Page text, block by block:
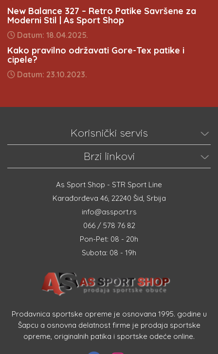
New Balance 327 – Retro Patike Savršene za
Moderni Stil | As Sport Shop
Datum: 18.04.2025.
Kako pravilno održavati Gore-Tex patike i
cipele?
Datum: 23.10.2023.
Korisnički servis
Brzi linkovi
As Sport Shop - STR Sport Line
Karađorđeva 46, 22240 Šid, Srbija
info@assport.rs
066 / 578 76 82
Pon-Pet: 08 - 20h
Subota: 08 - 19h
Prodavnica sportske opreme je osnovana 1995. godine u
Šapcu a osnovna delatnost firme je prodaja sportske
opreme, originalnih patika i sportske odeće online.